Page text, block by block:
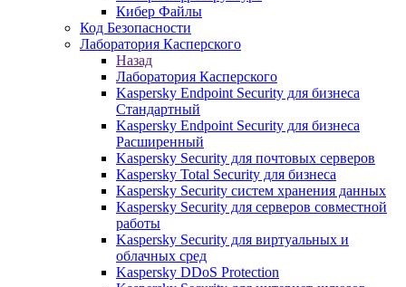
Кибер Файлы
Код Безопасности
Лаборатория Касперского
Назад
Лаборатория Касперского
Kaspersky Endpoint Security для бизнеса
Стандартный
Kaspersky Endpoint Security для бизнеса
Расширенный
Kaspersky Security для почтовых серверов
Kaspersky Total Security для бизнеса
Kaspersky Security систем хранения данных
Kaspersky Security для серверов совместной
работы
Kaspersky Security для виртуальных и
облачных сред
Kaspersky DDoS Protection